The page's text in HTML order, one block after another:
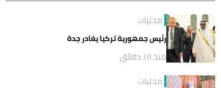
محليات
رئيس جمهورية تركيا يغادر جدة
منذ 10 دقائق
محليات